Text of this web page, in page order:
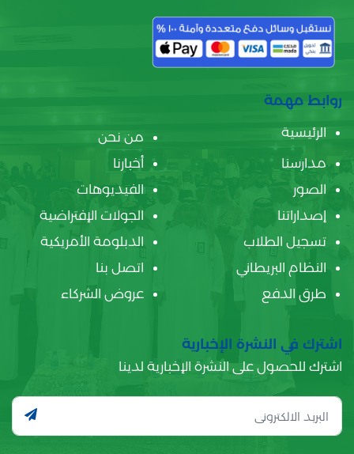
روابط مهمة
الرئيسية
من نحن
مدارسنا
أخبارنا
الصور
الفيديوهات
إصداراتنا
الجولات الإفتراضية
تسجيل الطلاب
الدبلومة الأمريكية
النظام البريطاني
اتصل بنا
طرق الدفع
عروض الشركاء
اشترك في النشرة الإخبارية
اشترك للحصول على النشرة الإخبارية لدينا